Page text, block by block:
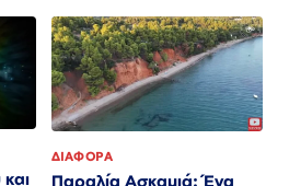
ΔΙΑΦΟΡΑ
Παραλία Ασκαμιά: Ένα